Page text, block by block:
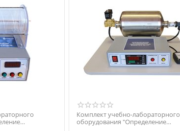
Комплект учебно-лабораторного
оборудования "Определение